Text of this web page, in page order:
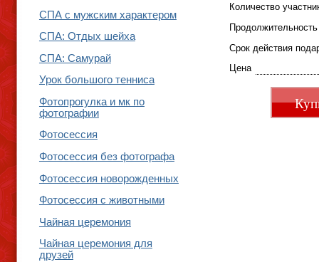
Количество
Продолжительность
Срок действия
Цена
СПА с мужским характером
СПА: Отдых шейха
СПА: Самурай
Урок большого тенниса
Фотопрогулка и мк по
фотографии
Фотосессия
Фотосессия без фотографа
Фотосессия новорожденных
Фотосессия с животными
Чайная церемония
Чайная церемония для
друзей